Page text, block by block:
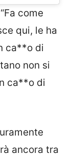
come
qui, le ha
ca**o di
non si
ca**o di
ancora tra